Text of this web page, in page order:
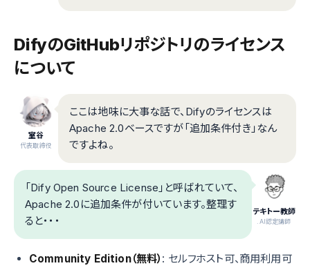
DifyのGitHubリポジトリのライセンス
について
室谷
代表取締役
ここは地味に大事な話で、Difyのライセンスは
Apache 2.0ベースですが「追加条件付き」なん
ですよね。
テキトー教師
.AI認定講師
「Dify Open Source License」と呼ばれていて、
Apache 2.0に追加条件が付いています。整理す
ると・・・
Community Edition（無料） : セルフホスト可、商用利用可